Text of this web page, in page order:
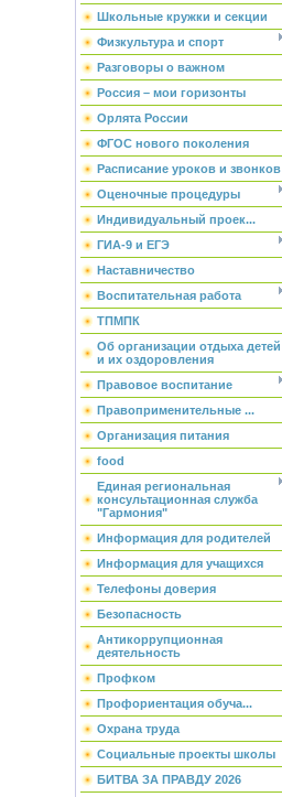
Школьные кружки и секции
Физкультура и спорт
Разговоры о важном
Россия – мои горизонты
Орлята России
ФГОС нового поколения
Расписание уроков и звонков
Оценочные процедуры
Индивидуальный проек...
ГИА-9 и ЕГЭ
Наставничество
Воспитательная работа
ТПМПК
Об организации отдыха детей
и их оздоровления
Правовое воспитание
Правоприменительные ...
Организация питания
food
Единая региональная
консультационная служба
"Гармония"
Информация для родителей
Информация для учащихся
Телефоны доверия
Безопасность
Антикоррупционная
деятельность
Профком
Профориентация обуча...
Охрана труда
Социальные проекты школы
БИТВА ЗА ПРАВДУ 2026